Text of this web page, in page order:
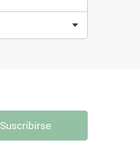
Suscribirse